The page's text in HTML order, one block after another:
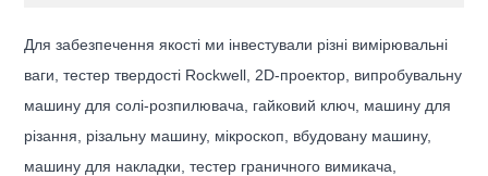
Для забезпечення якості ми інвестували різні вимірювальні
ваги, тестер твердості Rockwell, 2D-проектор, випробувальну
машину для солі-розпилювача, гайковий ключ, машину для
різання, різальну машину, мікроскоп, вбудовану машину,
машину для накладки, тестер граничного вимикача,